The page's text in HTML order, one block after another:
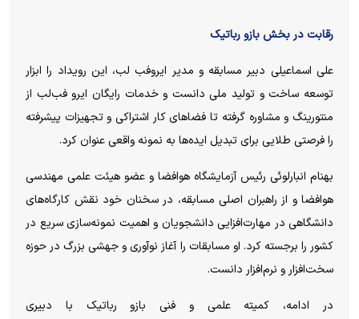
رقابت در بخش بازو رباتیک
علی اسماعیلی دبیر مسابقه و مدیر ایروفب لب، این رویداد را ابزار
توسعه ساخت و تولید ملی دانست و خدمات رایگان ایرو فب‌لب از
منتورینگ و مشاوره گرفته تا فضا‌های کار اشتراکی و تجهیزات پیشرفته
را فرصتی طلایی برای تبدیل ایده‌ها به نمونه واقعی عنوان کرد.
بهنام انبارلوئی رئیس آزمایشگاه هوافضا و عضو هیئت علمی مهندسی
هوافضا و از راهبران اصلی مسابقه، در سخنان خود نقش کارگاه‌های
دانشگاهی در مهارت‌افزایی دانشجویان و اهمیت نمونه‌سازی سریع در
کشور را برجسته کرد. او مسابقات را آغاز نوآوری و جهشی بزرگ در حوزه
سخت‌افزار و نرم‌افزار دانست.
در ادامه، کمیته علمی و فنی بازو رباتیک با دبیری